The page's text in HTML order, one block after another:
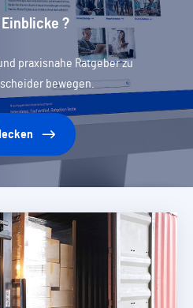
?
praxisnahe Ratgeber zu
bewegen.